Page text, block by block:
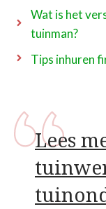
Wat is het
tuinman?
Tips inhuren
Lees